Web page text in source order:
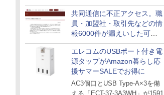
共同通信に不正アクセス。職
員・加盟社・取引先などの情
報6000件が漏えいした可能
性
エレコムのUSBポート付き電
源タップがAmazon暮らし応
援サマーSALEでお得に
AC3個口とUSB Type-A×3を備
える「ECT-37-3A3WH」が1591